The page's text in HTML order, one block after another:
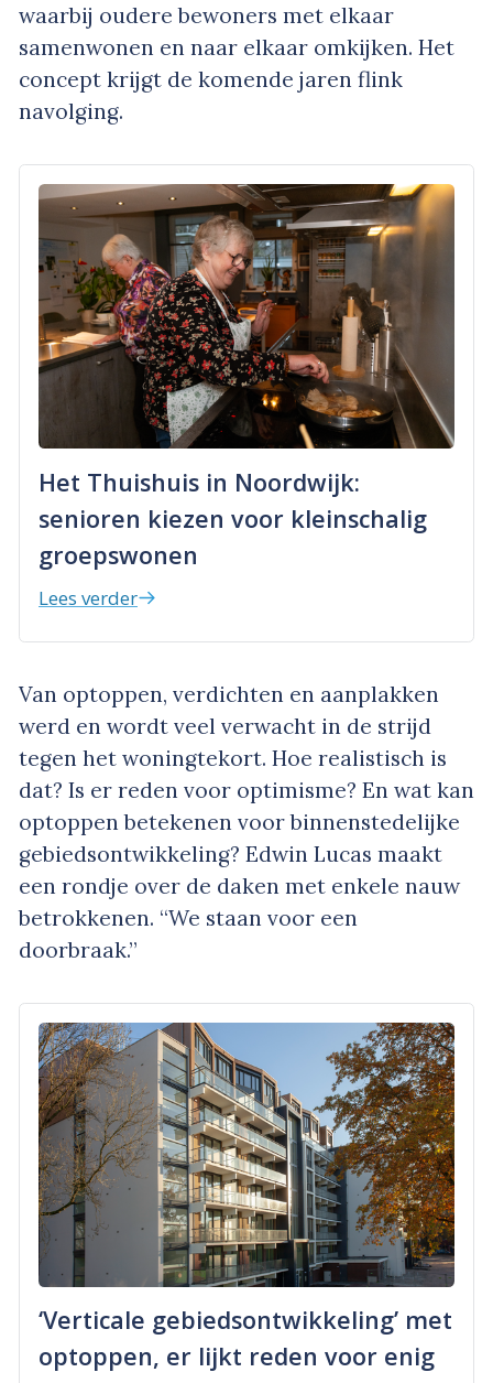
waarbij oudere bewoners met elkaar
samenwonen en naar elkaar omkijken. Het
concept krijgt de komende jaren flink
navolging.
Het Thuishuis in Noordwijk:
senioren kiezen voor kleinschalig
groepswonen
Lees verder
Van optoppen, verdichten en aanplakken
werd en wordt veel verwacht in de strijd
tegen het woningtekort. Hoe realistisch is
dat? Is er reden voor optimisme? En wat kan
optoppen betekenen voor binnenstedelijke
gebiedsontwikkeling? Edwin Lucas maakt
een rondje over de daken met enkele nauw
betrokkenen. “We staan voor een
doorbraak.”
‘Verticale gebiedsontwikkeling’ met
optoppen, er lijkt reden voor enig